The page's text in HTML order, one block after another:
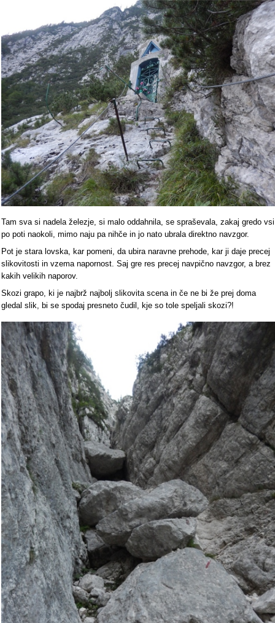
Tam sva si nadela železje, si malo oddahnila, se spraševala, zakaj gredo vsi
po poti naokoli, mimo naju pa nihče in jo nato ubrala direktno navzgor.
Pot je stara lovska, kar pomeni, da ubira naravne prehode, kar ji daje precej
slikovitosti in vzema napornost. Saj gre res precej navpično navzgor, a brez
kakih velikih naporov.
Skozi grapo, ki je najbrž najbolj slikovita scena in če ne bi že prej doma
gledal slik, bi se spodaj presneto čudil, kje so tole speljali skozi?!